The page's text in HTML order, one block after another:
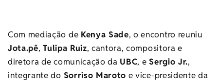
Com mediação de Kenya Sade, o encontro reuniu
Jota.pê,Tulipa Ruiz, cantora, compositora e
diretora de comunicação da UBC, eSergio Jr.,
integrante do Sorriso Maroto e vice-presidente da